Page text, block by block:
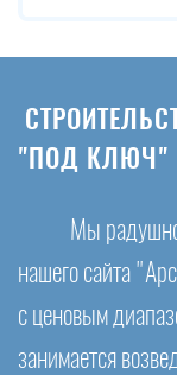
"ПОД КЛЮЧ"
Мы радушно
нашего сайта
с ценовым
занимается